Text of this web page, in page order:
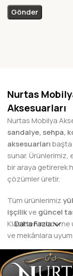
Nurtas
Aksesuarları
Nurtas Mobilya
sandalye, sehpa,
aksesuarlarıbaşta
sunar. Ürünlerimiz,
bir araya getirerek
çözümler üretir.
Tüm ürünlerimiz
işçilikve güncel
Klasikten moderne
ve mekânlara
Yurt İçi ve Yurt
Daha Fazla